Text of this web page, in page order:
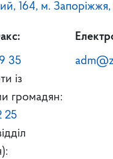
164, м. Запоріжжя,
35
із
громадян:
25